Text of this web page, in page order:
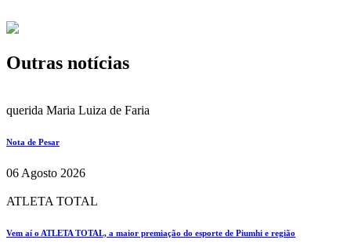
Outras notícias
querida Maria Luiza de Faria
Nota de Pesar
06 Agosto 2026
ATLETA TOTAL
Vem aí o ATLETA TOTAL, a maior premiação do esporte de Piumhi e região